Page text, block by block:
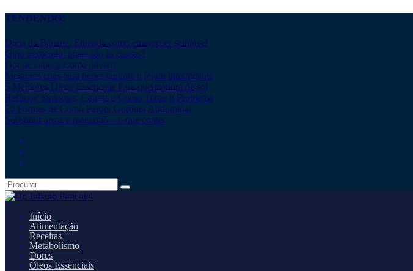
TENDENDO:
Dieta da Banana: Entenda como emagrecer saudável
Olho tremendo: quais são as causas?
Dor de cabeça Como aliviar?
Melhores chás para beber durante o jejum intermitente
5 Melhores Óleos Essenciais Para queimadura de sol
Refluxo: Sintomas, Causas e Como Tratar o Problema
20 Formas de Como Perder Gordura Abdominal
Substituir arroz e macarrão – o que comer
Início
Alimentação
Receitas
Metabolismo
Dores
Óleos Essenciais